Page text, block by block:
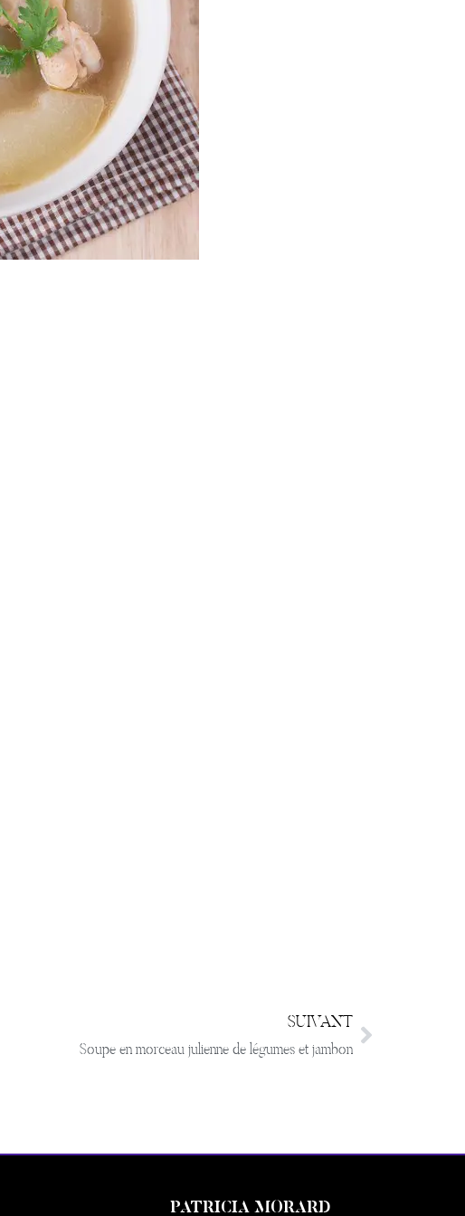
SUIVANT
Soupe en morceau julienne de légumes et jambon
PATRICIA MORARD